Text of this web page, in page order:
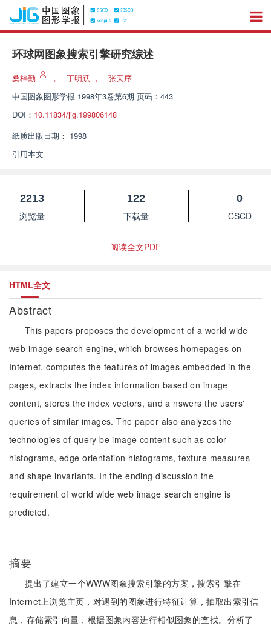
环球网图象搜索引擎研究综述
桑梓勤 ， 丁明跃 ，
张天序
中国图象图形学报 1998年3卷第6期 页码：443
DOI： 10.11834/jig.199806148
纸质出版日期： 1998
引用本文
2213
浏览量
122
下载量
0
CSCD
阅读全文PDF
HTML全文
Abstract
This papers proposes the development of a world wide
web image search engine, which browses homepages on
Internet, computes the features of images embedded in the
pages, extracts the index information based on image
content, stores the index vectors, and a nswers the users'
queries of similar images. The paper also analyzes the
technologies of query be image content such as color
histograms, edge orientation histograms, texture measures
and shape invariants. In the ending discussion the
requirement of world wide web image search engine is
predicted.
摘要
提出了建立一个WWW图象搜索引擎的方案，搜索引擎在
Internet上浏览主页，对遇到的图象进行特征计算，抽取出索引信
息，存储索引向量，根据图象内容进行相似图象的查找。分析了